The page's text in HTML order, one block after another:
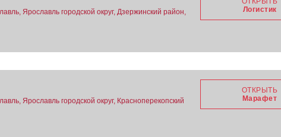
Ярославль городской округ, Дзержинский район,
Логистик
Ярославль городской округ, Красноперекопский
ОТКРЫТЬ
Марафет